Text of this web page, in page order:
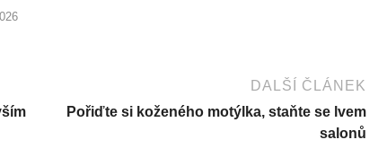
DALŠÍ ČLÁNEK
Pořiďte si koženého motýlka, staňte se lvem
salonů